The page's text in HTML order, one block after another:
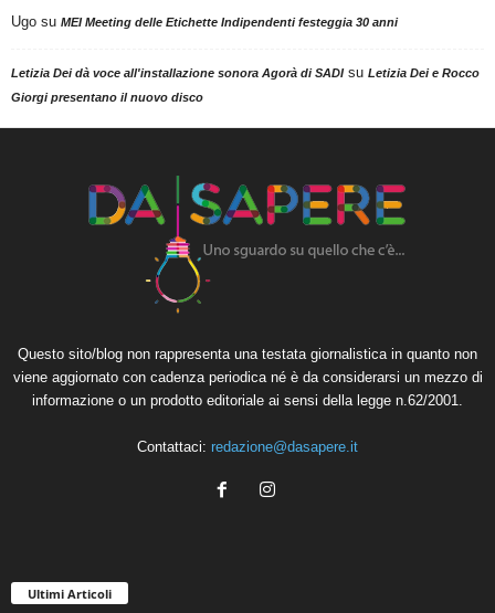
Ugo su MEI Meeting delle Etichette Indipendenti festeggia 30 anni
Letizia Dei dà voce all'installazione sonora Agorà di SADIsu Letizia Dei e Rocco
Giorgi presentano il nuovo disco
Questo sito/blog non rappresenta una testata giornalistica in quanto non
viene aggiornato con cadenza periodica né è da considerarsi un mezzo di
informazione o un prodotto editoriale ai sensi della legge n.62/2001.
Contattaci: redazione@dasapere.it
Ultimi Articoli